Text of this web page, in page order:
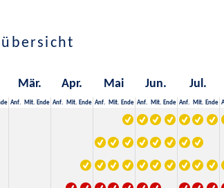
Mär. Apr. Mai Jun. Jul.
Anf. Mit. Ende Anf. Mit. Ende Anf. Mit. Ende Anf. Mit. Ende Anf. Mit. Ende